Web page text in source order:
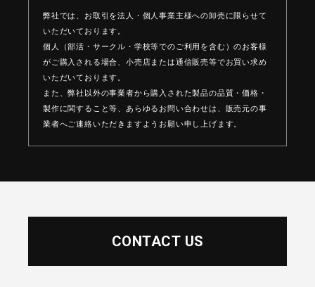
弊社では、お取引を法人・個人事業主様への卸売に限らせて
いただいております。
個人（部活・サークル・学校等でのご利用を含む）のお客様
がご購入される場合、小売店または通信販売等でお買い求め
いただいております。
また、弊社以外の事業者から購入された製品の品質・価格・
製作に関すること等、 あらゆるお問い合わせは、販売元の事
業者へご連絡いただきますようお願い申し上げます。
CONTACT US